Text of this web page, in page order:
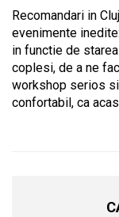
Recomandari in
evenimente
in functie de
coplesi, de a ne
workshop serios si
confortabil, ca